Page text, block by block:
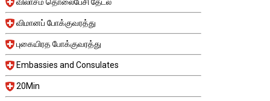
விமானப் போக்குவரத்து
புகையிரத போக்குவரத்து
Embassies and Consulates
20Min